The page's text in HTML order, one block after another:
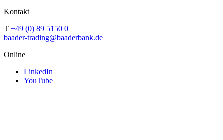
Kontakt
T +49 (0) 89 5150 0
baader-trading@baaderbank.de
Online
LinkedIn
YouTube